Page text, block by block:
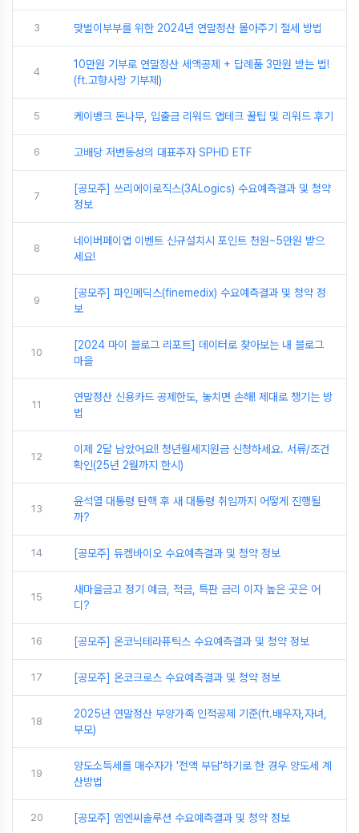
3 맞벌이부부를 위한 2024년 연말정산 몰아주기 절세 방법
4
10만원 기부로 연말정산 세액공제 + 답례품 3만원 받는 법!
(ft.고향사랑 기부제)
5 케이뱅크 돈나무, 입출금 리워드 앱테크 꿀팁 및 리워드 후기
6 고배당 저변동성의 대표주자 SPHD ETF
7
[공모주] 쓰리에이로직스(3ALogics) 수요예측결과 및 청약
정보
8
네이버페이앱 이벤트 신규설치시 포인트 천원~5만원 받으
세요!
9
[공모주] 파인메딕스(finemedix) 수요예측결과 및 청약 정
보
10
[2024 마이 블로그 리포트] 데이터로 찾아보는 내 블로그
마을
11
연말정산 신용카드 공제한도, 놓치면 손해! 제대로 챙기는 방
법
12
이제 2달 남았어요!! 청년월세지원금 신청하세요. 서류/조건
확인(25년 2월까지 한시)
13
윤석열 대통령 탄핵 후 새 대통령 취임까지 어떻게 진행될
까?
14 [공모주] 듀켐바이오 수요예측결과 및 청약 정보
15
새마을금고 정기 예금, 적금, 특판 금리 이자 높은 곳은 어
디?
16 [공모주] 온코닉테라퓨틱스 수요예측결과 및 청약 정보
17 [공모주] 온코크로스 수요예측결과 및 청약 정보
18
2025년 연말정산 부양가족 인적공제 기준(ft.배우자,자녀,
부모)
19
양도소득세를 매수자가 '전액 부담'하기로 한 경우 양도세 계
산방법
20 [공모주] 엠엔씨솔루션 수요예측결과 및 청약 정보